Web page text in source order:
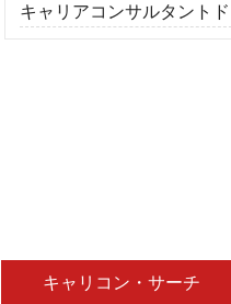
キャリコン・サーチ
キャリアコンサルタント